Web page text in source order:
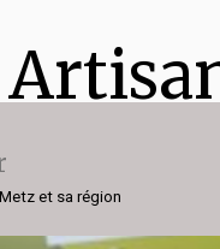
et sa région